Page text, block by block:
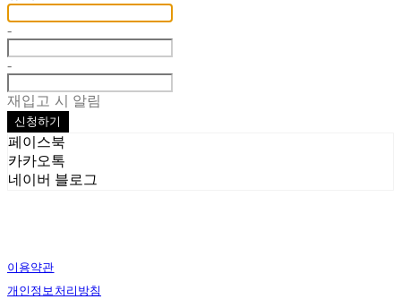
-
-
재입고 시 알림
신청하기
페이스북
카카오톡
네이버 블로그
이용약관
개인정보처리방침